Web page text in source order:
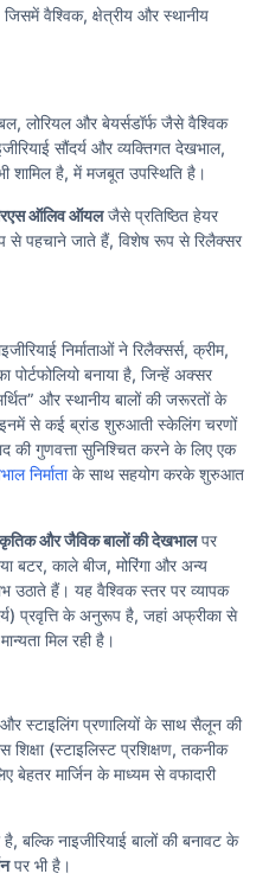
वैश्विक, क्षेत्रीय और स्थानीय
लोरियल और बेयर्सडॉर्फ जैसे वैश्विक
सौंदर्य और व्यक्तिगत देखभाल,
शामिल है, में मजबूत उपस्थिति है।
ऑलिव ऑयलजैसे प्रतिष्ठित हेयर
से पहचाने जाते हैं, विशेष रूप से रिलैक्सर
निर्माताओं ने रिलैक्सर्स, क्रीम,
पोर्टफोलियो बनाया है, जिन्हें अक्सर
और स्थानीय बालों की जरूरतों के
से कई ब्रांड शुरुआती स्केलिंग चरणों
की गुणवत्ता सुनिश्चित करने के लिए एक
निर्माताके साथ सहयोग करके शुरुआत
और जैविक बालों की देखभालपर
बटर, काले बीज, मोरिंगा और अन्य
उठाते हैं। यह वैश्विक स्तर पर व्यापक
प्रवृत्ति के अनुरूप है, जहां अफ्रीका से
मिल रही है।
स्टाइलिंग प्रणालियों के साथ सैलून की
शिक्षा (स्टाइलिस्ट प्रशिक्षण, तकनीक
बेहतर मार्जिन के माध्यम से वफादारी
बल्कि नाइजीरियाई बालों की बनावट के
पर भी है।